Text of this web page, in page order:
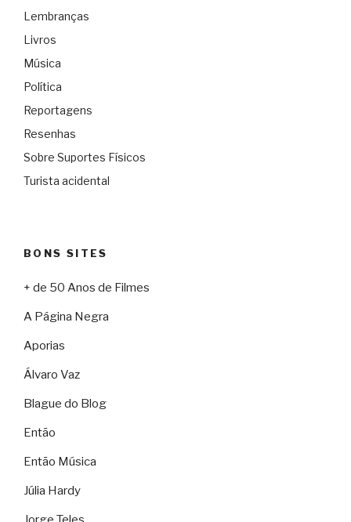
Lembranças
Livros
Música
Política
Reportagens
Resenhas
Sobre Suportes Físicos
Turista acidental
BONS SITES
+ de 50 Anos de Filmes
A Página Negra
Aporias
Álvaro Vaz
Blague do Blog
Então
Então Música
Júlia Hardy